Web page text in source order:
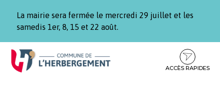
La mairie sera fermée le mercredi 29 juillet et les
samedis 1er, 8, 15 et 22 août.
Aller
Aller
contenu
Aller
pied
ACCÈS RAPIDES